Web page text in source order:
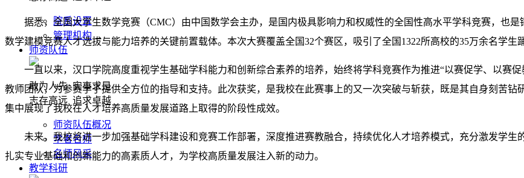
院系设置
管理机构
师资队伍
敢为人先 实事求是
志存高远 追求卓越
师资队伍概况
学者名师
名师风采
教学科研
据悉，全国大学生数学竞赛（CMC）由中国数学会主办，是国内极具影响力和权威性的全国性高水平学科竞赛，也
数学建模竞赛人才选拔与能力培养的关键前置载体。本次大赛覆盖全国32个赛区，吸引了全国1322所高校的35万余名学生
一直以来，汉口学院高度重视学生基础学科能力和创新综合素养的培养，始终将学科竞赛作为推进“以赛促学、以赛
教师团队，为参赛学子提供全方位的指导和支持。此次获奖，是我校在此赛事上的又一次突破与斩获，既是其自身刻苦
集中展现了我校在人才培养高质量发展道路上取得的阶段性成效。
未来，我校将进一步加强基础学科建设和竞赛工作部署，深度推进赛教融合，持续优化人才培养模式，充分激发学
扎实专业基础和创新能力的高素质人才，为学校高质量发展注入新的动力。